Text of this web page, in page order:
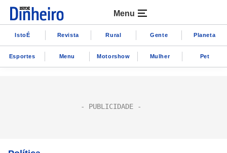
Menu
IstoÉ Revista Rural Gente Planeta
Esportes Menu Motorshow Mulher Pet